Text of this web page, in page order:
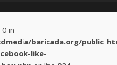
in
baricada.org/
like-